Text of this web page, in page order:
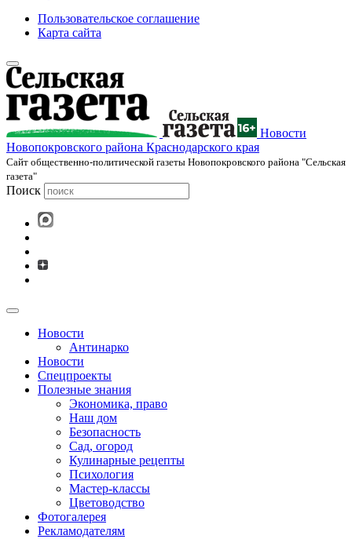
Пользовательское соглашение
Карта сайта
Новости
Новопокровского района Краснодарского края
Cайт общественно-политической газеты Новопокровского района "Сельская
газета"
Поиск
Новости
Антинарко
Новости
Спецпроекты
Полезные знания
Экономика, право
Наш дом
Безопасность
Сад, огород
Кулинарные рецепты
Психология
Мастер-классы
Цветоводство
Фотогалерея
Рекламодателям